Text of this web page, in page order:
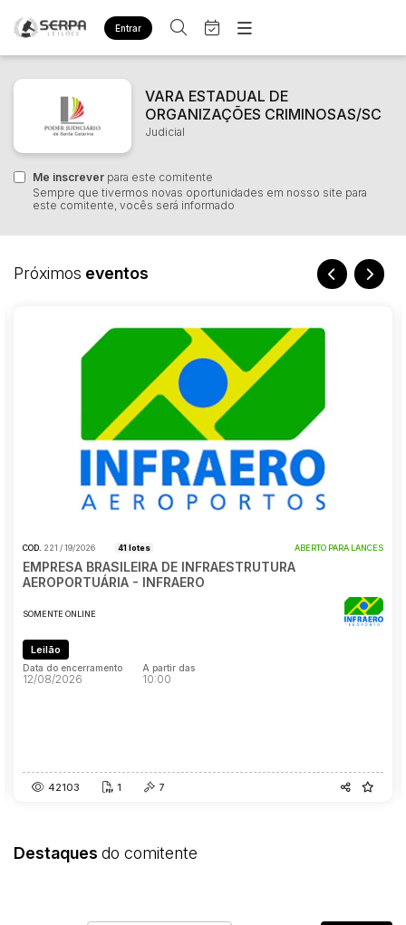
Entrar
Site
Agenda
Quem Somos
Contato
Busca por categoria
Ponto Comercial
Busca por palavra-chave
Categoria Subcategoria
Judiciais Extrajudiciais
até R$
Pesquisar
Home
Quem Somos
Eventos
Fale Conosco
VARA ESTADUAL DE
ORGANIZAÇÕES CRIMINOSAS/SC
Judicial
Me inscrever para este comitente
Sempre que tivermos novas oportunidades em nosso site para
este comitente, vocês será informado
Próximos eventos
COD. 221 / 19/2026 41 lotes ABERTO PARA LANCES
EMPRESA BRASILEIRA DE INFRAESTRUTURA
AEROPORTUÁRIA - INFRAERO
SOMENTE ONLINE
Leilão
Data do encerramento
12/08/2026
A partir das
10:00
42103 1 7
Destaques do comitente